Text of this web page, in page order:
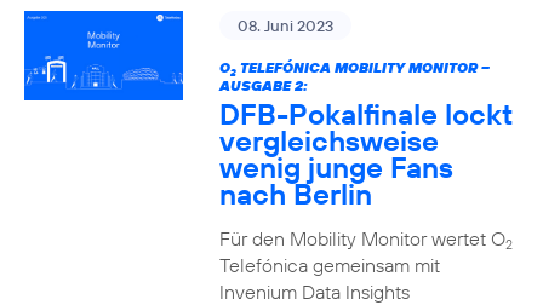
08. Juni 2023
O2TELEFÓNICA MOBILITY MONITOR –
AUSGABE 2:
DFB-Pokalfinale lockt
vergleichsweise
wenig junge Fans
nach Berlin
Für den Mobility Monitor wertet O2
Telefónica gemeinsam mit
Invenium Data Insights